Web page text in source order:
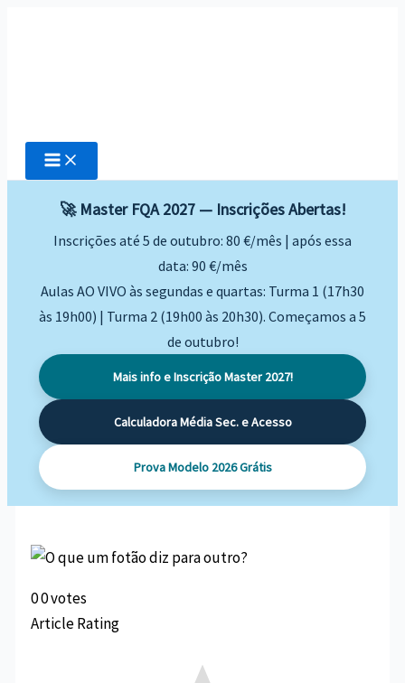
🚀 Master FQA 2027 — Inscrições Abertas!
Inscrições até 5 de outubro: 80 €/mês | após essa
data: 90 €/mês
Aulas AO VIVO às segundas e quartas: Turma 1 (17h30
às 19h00) | Turma 2 (19h00 às 20h30). Começamos a 5
de outubro!
Mais info e Inscrição Master 2027!
Calculadora Média Sec. e Acesso
Prova Modelo 2026 Grátis
00votes
Article Rating